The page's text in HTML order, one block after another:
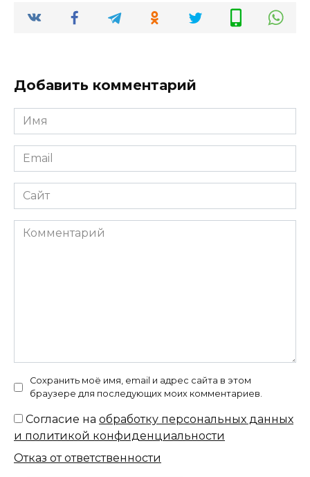
Добавить комментарий
Имя
*
Email
*
Сайт
Комментарий
Сохранить моё имя, email и адрес сайта в этом
браузере для последующих моих комментариев.
Согласие на обработку персональных данных
и политикой конфиденциальности
Отказ от ответственности